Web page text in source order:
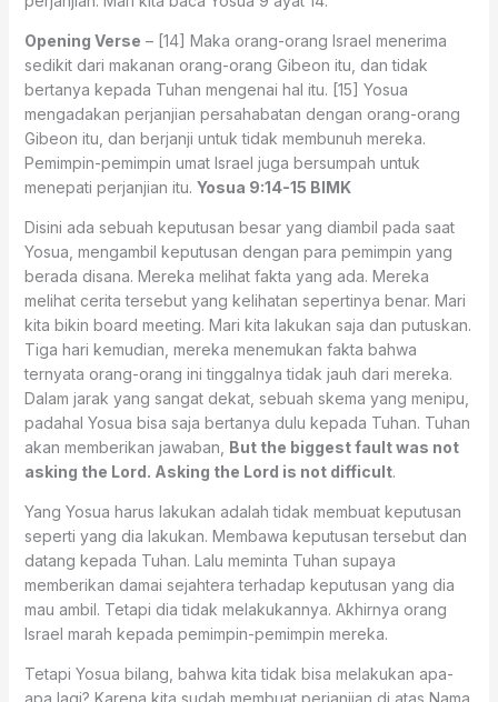
Opening Verse – [14] Maka orang-orang Israel menerima
sedikit dari makanan orang-orang Gibeon itu, dan tidak
bertanya kepada Tuhan mengenai hal itu. [15] Yosua
mengadakan perjanjian persahabatan dengan orang-orang
Gibeon itu, dan berjanji untuk tidak membunuh mereka.
Pemimpin-pemimpin umat Israel juga bersumpah untuk
menepati perjanjian itu. Yosua 9:14-15 BIMK
Disini ada sebuah keputusan besar yang diambil pada saat
Yosua, mengambil keputusan dengan para pemimpin yang
berada disana. Mereka melihat fakta yang ada. Mereka
melihat cerita tersebut yang kelihatan sepertinya benar. Mari
kita bikin board meeting. Mari kita lakukan saja dan putuskan.
Tiga hari kemudian, mereka menemukan fakta bahwa
ternyata orang-orang ini tinggalnya tidak jauh dari mereka.
Dalam jarak yang sangat dekat, sebuah skema yang menipu,
padahal Yosua bisa saja bertanya dulu kepada Tuhan. Tuhan
akan memberikan jawaban, But the biggest fault was not
asking the Lord. Asking the Lord is not difficult.
Yang Yosua harus lakukan adalah tidak membuat keputusan
seperti yang dia lakukan. Membawa keputusan tersebut dan
datang kepada Tuhan. Lalu meminta Tuhan supaya
memberikan damai sejahtera terhadap keputusan yang dia
mau ambil. Tetapi dia tidak melakukannya. Akhirnya orang
Israel marah kepada pemimpin-pemimpin mereka.
Tetapi Yosua bilang, bahwa kita tidak bisa melakukan apa-